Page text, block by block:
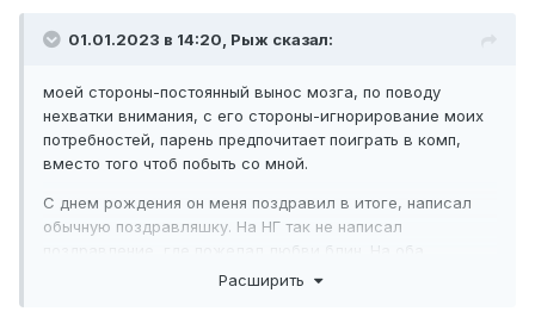
01.01.2023 в 14:20, Рыж сказал:
моей стороны-постоянный вынос мозга, по поводу
нехватки внимания, с его стороны-игнорирование моих
потребностей, парень предпочитает поиграть в комп,
вместо того чтоб побыть со мной.
С днем рождения он меня поздравил в итоге, написал
обычную поздравляшку. На НГ так не написал
поздравление, где пожелал любви блин. На оба
сообщения я ответила спокойно. Помимо этих двух
Расширить